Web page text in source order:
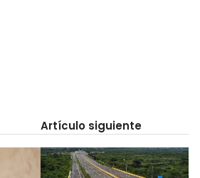
Artículo siguiente